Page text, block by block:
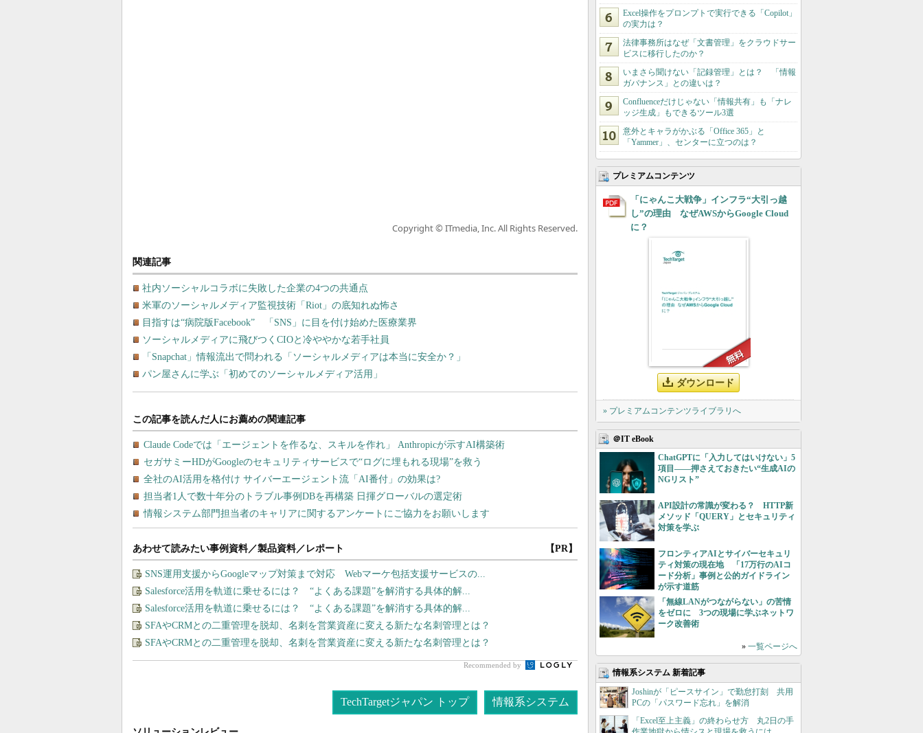
Copyright © ITmedia, Inc. All Rights Reserved.
関連記事
社内ソーシャルコラボに失敗した企業の4つの共通点
米軍のソーシャルメディア監視技術「Riot」の底知れぬ怖さ
目指すは“病院版Facebook” 「SNS」に目を付け始めた医療業界
ソーシャルメディアに飛びつくCIOと冷ややかな若手社員
「Snapchat」情報流出で問われる「ソーシャルメディアは本当に安全か？」
パン屋さんに学ぶ「初めてのソーシャルメディア活用」
あわせて読みたい事例資料／製品資料／レポート 【PR】
SNS運用支援からGoogleマップ対策まで対応 Webマーケ包括支援サービスの...
Salesforce活用を軌道に乗せるには？ “よくある課題”を解消する具体的解...
Salesforce活用を軌道に乗せるには？ “よくある課題”を解消する具体的解...
SFAやCRMとの二重管理を脱却、名刺を営業資産に変える新たな名刺管理とは？
SFAやCRMとの二重管理を脱却、名刺を営業資産に変える新たな名刺管理とは？
Recommended by
TechTargetジャパン トップ 情報系システム
Excel操作をプロンプトで実行できる「Copilot」
の実力は？
法律事務所はなぜ「文書管理」をクラウドサー
ビスに移行したのか？
いまさら聞けない「記録管理」とは？ 「情報
ガバナンス」との違いは？
Confluenceだけじゃない「情報共有」も「ナレ
ッジ生成」もできるツール3選
意外とキャラがかぶる「Office 365」と
「Yammer」、センターに立つのは？
プレミアムコンテンツ
「にゃんこ大戦争」インフラ“大引っ越
し”の理由 なぜAWSからGoogle Cloud
に？
ダウンロード
» プレミアムコンテンツライブラリへ
＠IT eBook
ChatGPTに「入力してはいけない」5
項目――押さえておきたい“生成AIの
NGリスト”
API設計の常識が変わる？ HTTP新
メソッド「QUERY」とセキュリティ
対策を学ぶ
フロンティアAIとサイバーセキュリ
ティ対策の現在地 「17万行のAIコ
ード分析」事例と公的ガイドライン
が示す道筋
「無線LANがつながらない」の苦情
をゼロに 3つの現場に学ぶネットワ
ーク改善術
» 一覧ページへ
情報系システム 新着記事
Joshinが「ピースサイン」で勤怠打刻 共用
PCの「パスワード忘れ」を解消
「Excel至上主義」の終わらせ方 丸2日の手